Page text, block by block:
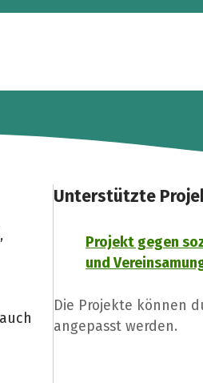
Unterstützte
Projekt gegen
und
Die Projekte können
angepasst werden.